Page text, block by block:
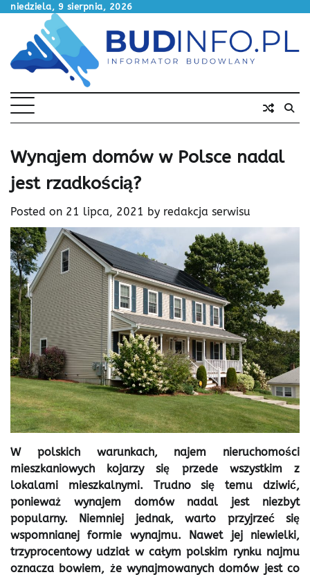
Skip
content
niedziela, 9 sierpnia, 2026
Wynajem domów w Polsce nadal
jest rzadkością?
Posted on 21 lipca, 2021 by redakcja serwisu
W polskich warunkach, najem nieruchomości
mieszkaniowych kojarzy się przede wszystkim z
lokalami mieszkalnymi. Trudno się temu dziwić,
ponieważ wynajem domów nadal jest niezbyt
popularny. Niemniej jednak, warto przyjrzeć się
wspomnianej formie wynajmu. Nawet jej niewielki,
trzyprocentowy udział w całym polskim rynku najmu
oznacza bowiem, że wynajmowanych domów jest co